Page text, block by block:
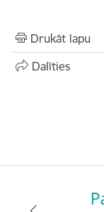
Drukāt lapu
Dalīties